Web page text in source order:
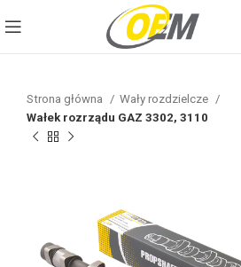
Strona główna
Wały rozdzielcze
Wałek rozrządu GAZ 3302, 3110